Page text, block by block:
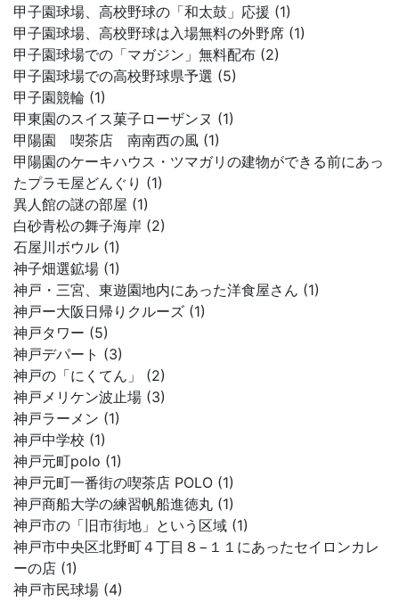
甲子園球場、高校野球の「和太鼓」応援 (1)
甲子園球場、高校野球は入場無料の外野席 (1)
甲子園球場での「マガジン」無料配布 (2)
甲子園球場での高校野球県予選 (5)
甲子園競輪 (1)
甲東園のスイス菓子ローザンヌ (1)
甲陽園 喫茶店 南南西の風 (1)
甲陽園のケーキハウス・ツマガリの建物ができる前にあっ
たプラモ屋どんぐり (1)
異人館の謎の部屋 (1)
白砂青松の舞子海岸 (2)
石屋川ボウル (1)
神子畑選鉱場 (1)
神戸・三宮、東遊園地内にあった洋食屋さん (1)
神戸ー大阪日帰りクルーズ (1)
神戸タワー (5)
神戸デパート (3)
神戸の「にくてん」 (2)
神戸メリケン波止場 (3)
神戸ラーメン (1)
神戸中学校 (1)
神戸元町polo (1)
神戸元町一番街の喫茶店 POLO (1)
神戸商船大学の練習帆船進徳丸 (1)
神戸市の「旧市街地」という区域 (1)
神戸市中央区北野町４丁目８−１１にあったセイロンカレ
ーの店 (1)
神戸市民球場 (4)